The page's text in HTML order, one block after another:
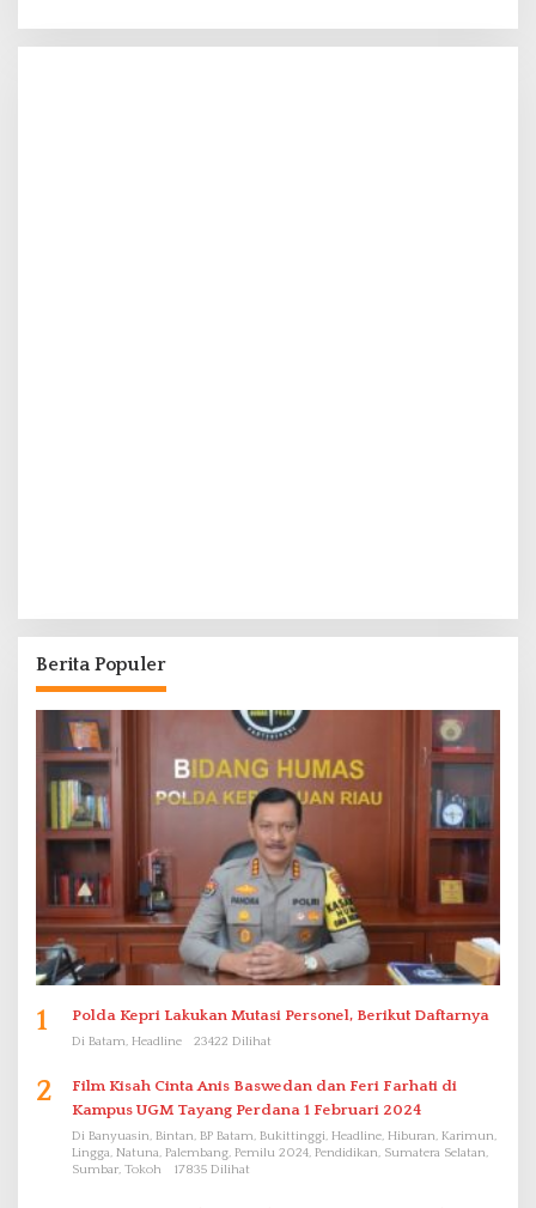
Berita Populer
1 Polda Kepri Lakukan Mutasi Personel, Berikut Daftarnya
Di Batam, Headline 23422 Dilihat
2
Film Kisah Cinta Anis Baswedan dan Feri Farhati di
Kampus UGM Tayang Perdana 1 Februari 2024
Di Banyuasin, Bintan, BP Batam, Bukittinggi, Headline, Hiburan, Karimun,
Lingga, Natuna, Palembang, Pemilu 2024, Pendidikan, Sumatera Selatan,
Sumbar, Tokoh
17835 Dilihat